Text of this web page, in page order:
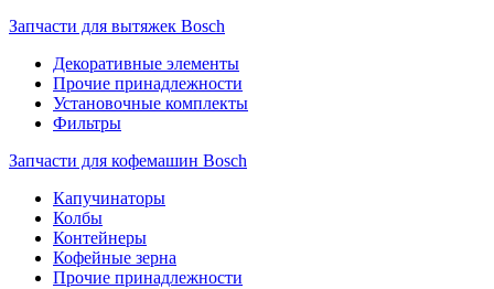
Запчасти для вытяжек Bosch
Декоративные элементы
Прочие принадлежности
Установочные комплекты
Фильтры
Запчасти для кофемашин Bosch
Капучинаторы
Колбы
Контейнеры
Кофейные зерна
Прочие принадлежности